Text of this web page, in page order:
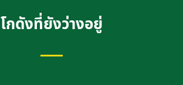
โกดังที่ยังว่างอยู่